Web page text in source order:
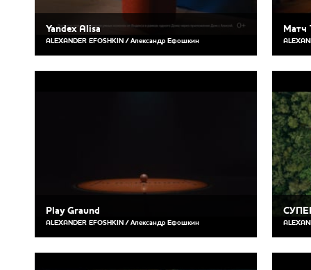
Yandex Alisa
ALEXANDER EFOSHKIN / Александр Ефошкин
Матч
Play Graund
ALEXANDER EFOSHKIN / Александр Ефошкин